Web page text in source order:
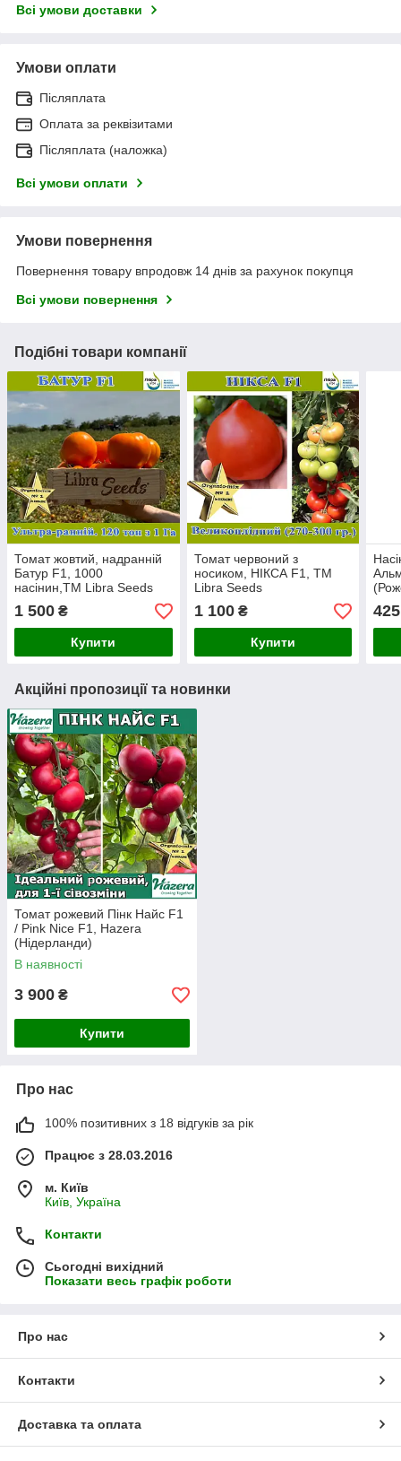
Всі умови доставки
Умови оплати
Післяплата
Оплата за реквізитами
Післяплата (наложка)
Всі умови оплати
Умови повернення
Повернення товару впродовж 14 днів за рахунок покупця
Всі умови повернення
Подібні товари компанії
Томат жовтий, надранній
Батур F1, 1000
насінин,ТМ Libra Seeds
1 500 ₴
Купити
Томат червоний з
носиком, НІКСА F1, ТМ
Libra Seeds
1 100₴
Купити
425
Акційні пропозиції та новинки
Томат рожевий Пінк Найс F1
/ Pink Nice F1, Hazera
(Нідерланди)
В наявності
3 900 ₴
Купити
Про нас
100% позитивних з 18 відгуків за рік
Працює з 28.03.2016
м. Київ
Київ, Україна
Контакти
Сьогодні вихідний
Показати весь графік роботи
Про нас
Контакти
Доставка та оплата